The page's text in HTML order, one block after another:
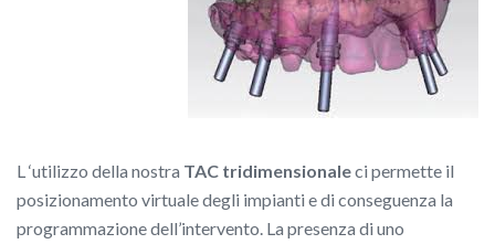
L ‘utilizzo della nostra TAC tridimensionaleci permette il
posizionamento virtuale degli impianti e di conseguenza la
programmazione dell’intervento. La presenza di uno